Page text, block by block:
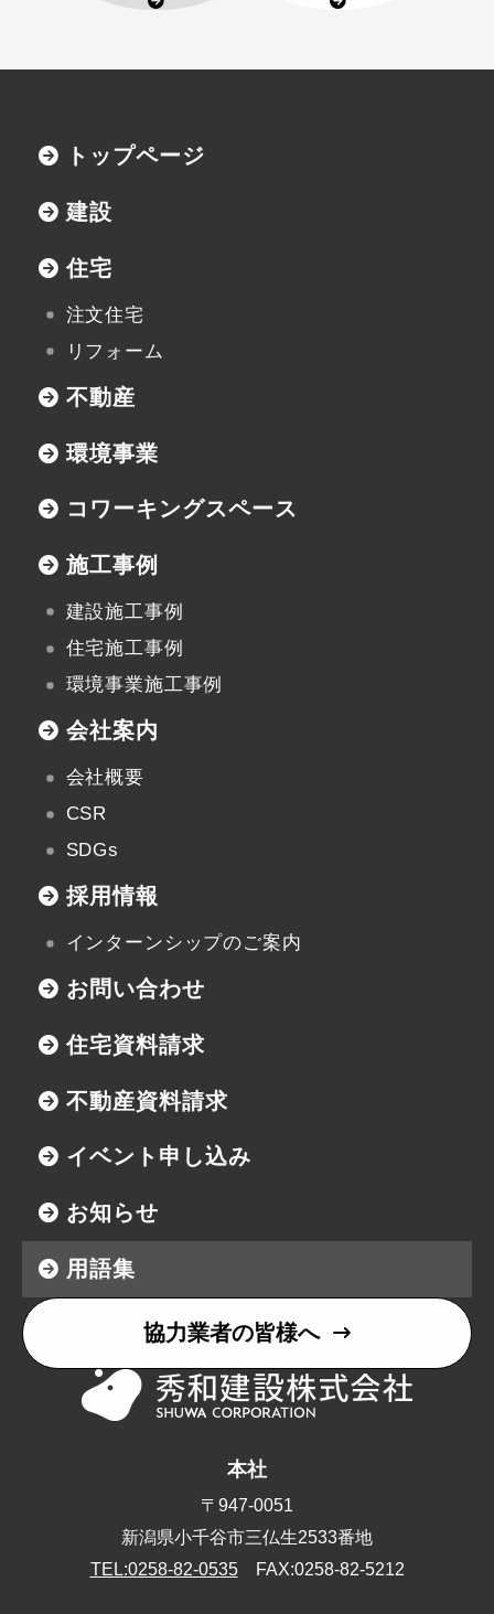
新潟県小千谷市三仏生2533番地
トップページ
建設
住宅
注文住宅
リフォーム
不動産
環境事業
コワーキングスペース
施工事例
建設施工事例
住宅施工事例
環境事業施工事例
会社案内
会社概要
CSR
SDGs
採用情報
インターンシップのご案内
お問い合わせ
住宅資料請求
不動産資料請求
イベント申し込み
お知らせ
用語集
協力業者の皆様へ
本社
〒947-0051
新潟県小千谷市三仏生2533番地
TEL:0258-82-0535FAX:0258-82-5212